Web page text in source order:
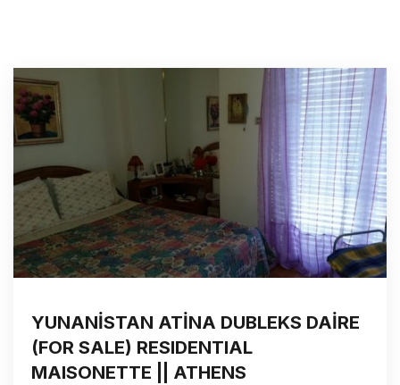
YUNANİSTAN ATİNA DUBLEKS DAİRE
(FOR SALE) RESIDENTIAL
MAISONETTE || ATHENS